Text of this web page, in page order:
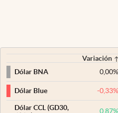
Variación
Dólar BNA
0,00%
Dólar Blue -0,33%
Dólar CCL (GD30,
0,87%